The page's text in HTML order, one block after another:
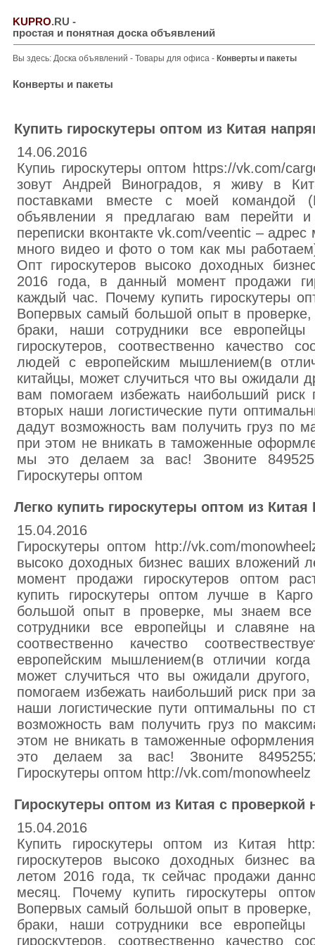
KUPRO.RU -
простая и понятная доска объявлений
Вы здесь: Доска объявлений - Товары для офиса - Конверты и пакеты
Конверты и пакеты
Купить гироскутеры оптом из Китая
14.06.2016
Купиь гироскутеры оптом https://vk.com/
зовут Андрей Виноградов, я живу в
поставками вместе с моей командой
объявлении я предлагаю вам перейти
переписки вконтакте vk.com/veentic –
много видео и фото о том как мы
Опт гироскутеров высоко доходных
2016 года, в данный момент продажи
каждый час. Почему купить гироскутеры
Вопервых самый большой опыт в
браки, наши сотрудники все
гироскутеров, соотвественно качество
людей с европейским мышлением(в
китайцы, может случиться что вы ожидали
вам помогаем избежать наибольший риск
вторых наши логистические пути
дадут возможность вам получить груз по
при этом не вникать в таможенные
мы это делаем за вас! Звоните
Гироскутеры оптом
Легко купить гироскутеры оптом из Китая
15.04.2016
Гироскутеры оптом http://vk.com/
высоко доходных бизнес ваших вложений
момент продажи гироскутеров оптом
купить гироскутеры оптом лучше в
большой опыт в проверке, мы знаем
сотрудники все европейцы и славяне на
соотвественно качество
европейским мышлением(в отличии
может случиться что вы ожидали
помогаем избежать наибольший риск при
наши логистические пути оптимальны по
возможность вам получить груз по
этом не вникать в таможенные
это делаем за вас! Звоните
Гироскутеры оптом http://vk.com/monowheelz
Гироскутеры оптом из Китая с проверкой
15.04.2016
Купить гироскутеры оптом из Китая
гироскутеров высоко доходных бизнес
летом 2016 года, тк сейчас продажи
месяц. Почему купить гироскутеры
Вопервых самый большой опыт в
браки, наши сотрудники все
гироскутеров, соотвественно качество